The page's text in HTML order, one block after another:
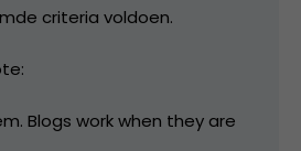
criteria voldoen.
Blogs work when they are